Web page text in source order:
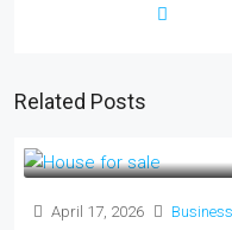
Related Posts
April 17, 2026 Business